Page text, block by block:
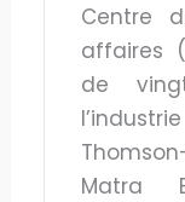
Centre
affaires
de
Matra